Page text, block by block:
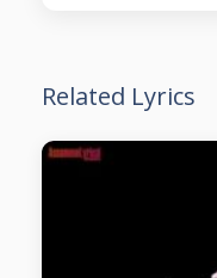
Related Lyrics